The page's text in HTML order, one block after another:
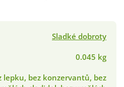
Sladké dobroty
0.045 kg
lepku, bez konzervantů, bez